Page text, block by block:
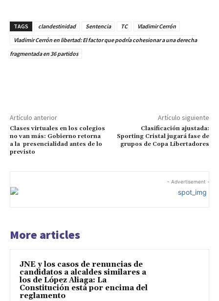
TAGS clandestinidad Sentencia TC
Vladimir Cerrón
Vladimir Cerrón en libertad: El factor que podría cohesionar a una derecha
fragmentada en 36 partidos
Artículo anterior
Clases virtuales en los colegios
no van más: Gobierno retorna
a la presencialidad antes de lo
previsto
Artículo siguiente
Clasificación ajustada:
Sporting Cristal jugará fase de
grupos de Copa Libertadores
- Advertisement -
More articles
JNE y los casos de renuncias de
candidatos a alcaldes similares a
los de López Aliaga: La
Constitución está por encima del
reglamento